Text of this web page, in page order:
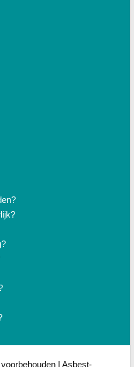
| Asbest-